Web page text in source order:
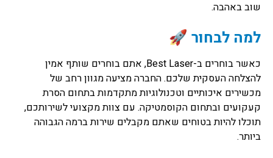
שוב באהבה.
למה לבחור 🚀
כאשר בוחרים ב-Best Laser, אתם בוחרים שותף אמין
להצלחה העסקית שלכם. החברה מציעה מגוון רחב של
מכשירים איכותיים וטכנולוגיות מתקדמות בתחום הסרת
קעקועים ובתחום הקוסמטיקה. עם צוות מקצועי לשירותכם,
תוכלו להיות בטוחים שאתם מקבלים שירות ברמה הגבוהה
ביותר.